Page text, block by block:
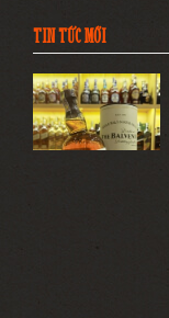
TIN TỨC MỚI